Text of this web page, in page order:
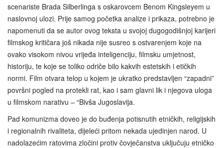
scenariste Brada Silberlinga s oskarovcem Benom Kingsleyem u
naslovnoj ulozi. Prije samog početka analize i prikaza, potrebno je
napomenuti da se autor ovog teksta u svojoj dugogodišnjoj karijeri
filmskog kritičara još nikada nije susreo s ostvarenjem koje na
ovako visokom nivou vrijeđa inteligenciju, filmsku umjetnost,
historiju, te koje se toliko odriče bilo kakvih estetskih i etičkih
normi. Film otvara telop u kojem je ukratko predstavljen “zapadni”
površni pogled na protekli rat, kao i sam glavni lik i njegova uloga
u filmskom narativu – “Bivša Jugoslavija.
Pad komunizma doveo je do buđenja potisnutih etničkih, religijskih
i regionalnih rivaliteta, dijeleći pritom nekada ujedinjen narod. U
nadolazećim ratovima zločini protiv čovječanstva uključuju etničko